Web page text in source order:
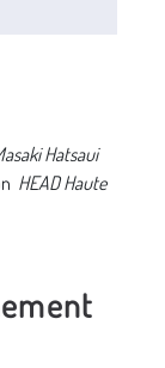
Hatsaui
HEAD Haute